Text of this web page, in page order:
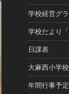
学校経営グ
学校だより
日課表
大麻西小学
年間行事予定